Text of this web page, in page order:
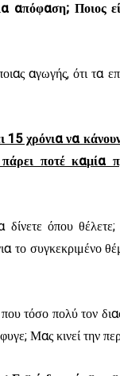
Ποιος
αγωγής, ότι τα
χρόνια να
ποτέ καμία
όπου θέλετε;
συγκεκριμένο
τόσο πολύ τον
Μας κινεί την